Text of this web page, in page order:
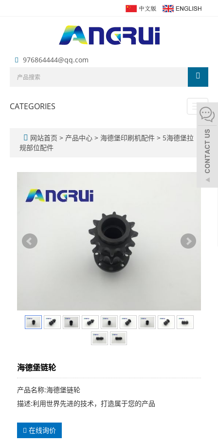
976864444@qq.com
Toggle
CATEGORIES
网站首页 > 产品中心 > 海德堡印刷机配件 > 5海德堡拉
规部位配件
海德堡链轮
产品名称:海德堡链轮
描述:利用世界先进的技术，打造属于您的产品
在线询价